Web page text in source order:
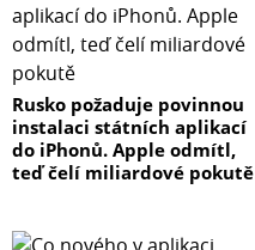
Rusko požaduje povinnou
instalaci státních aplikací
do iPhonů. Apple odmítl,
teď čelí miliardové pokutě